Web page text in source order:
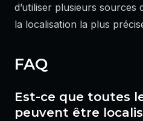
d’utiliser plusieurs
la localisation la plus
FAQ
Est-ce que toutes
peuvent être